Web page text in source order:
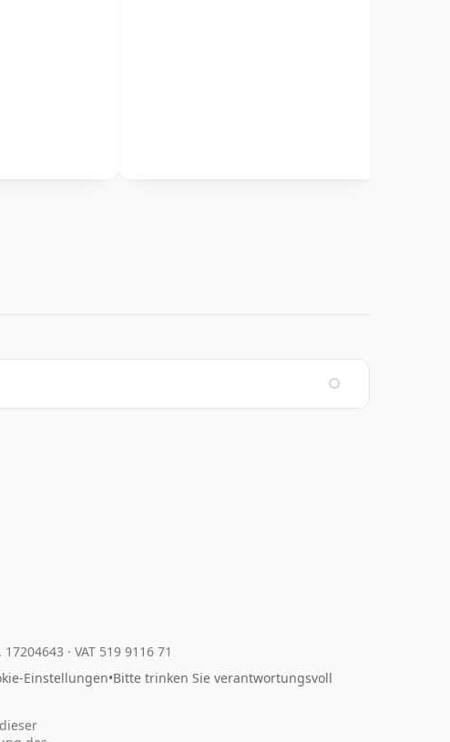
17204643 · VAT 519 9116 71
Einstellungen•Bitte trinken Sie verantwortungsvoll